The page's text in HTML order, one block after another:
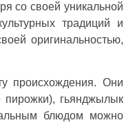
со своей уникальной
традиций и
оригинальностью,
происхождения. Они
пирожки), гьянджылык
блюдом можно